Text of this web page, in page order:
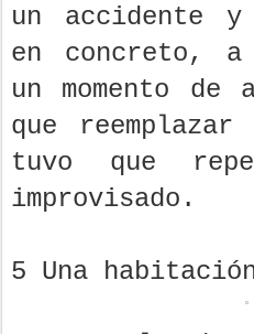
un accidente y
en concreto,
un momento
que
tuvo que
improvisado.
5 Una